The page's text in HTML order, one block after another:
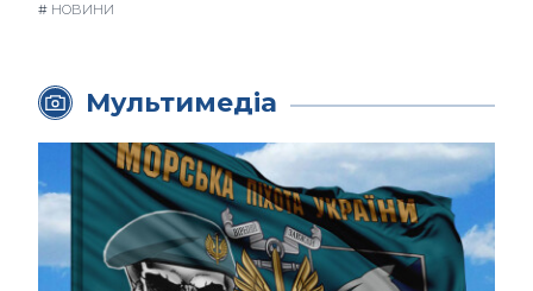
# НОВИНИ
Мультимедіа